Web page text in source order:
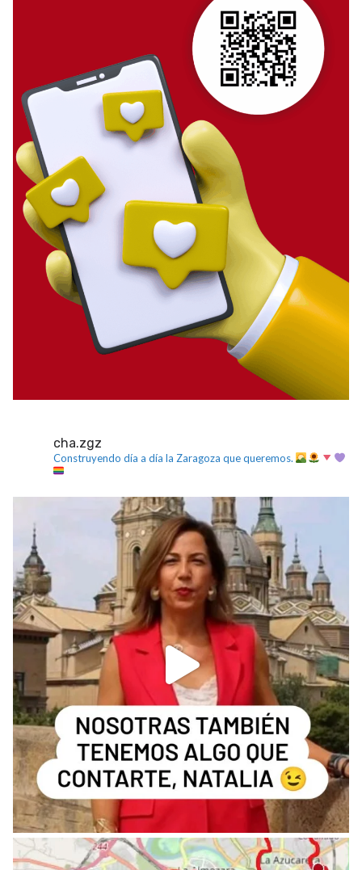
cha.zgz
Construyendo día a día la Zaragoza que queremos.